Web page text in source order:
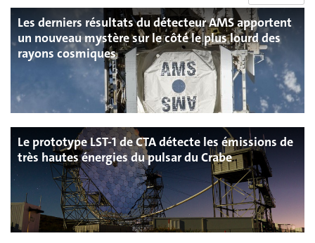
Les derniers résultats du détecteur AMS apportent
un nouveau mystère sur le côté le plus lourd des
rayons cosmiques
Le prototype LST-1 de CTA détecte les émissions de
très hautes énergies du pulsar du Crabe